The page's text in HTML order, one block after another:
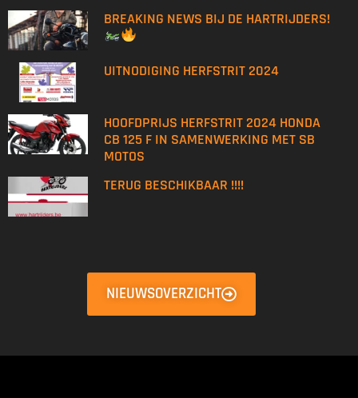
BREAKING NEWS BIJ DE HARTRIJDERS!
UITNODIGING HERFSTRIT 2024
HOOFDPRIJS HERFSTRIT 2024 HONDA
CB 125 F IN SAMENWERKING MET SB
MOTOS
TERUG BESCHIKBAAR !!!!
NIEUWSOVERZICHT